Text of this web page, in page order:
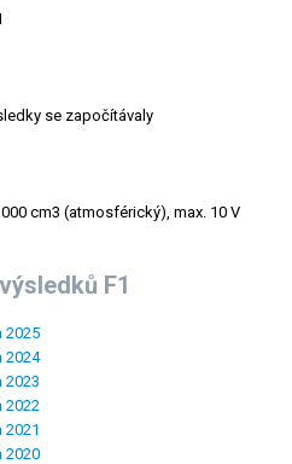
se započítávaly
cm3 (atmosférický), max. 10 V
F1
2025
2024
2023
2022
2021
2020